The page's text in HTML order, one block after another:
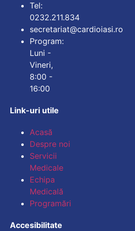
Tel:
0232.211.834
secretariat@cardioiasi.ro
Program:
Luni -
Vineri,
8:00 -
16:00
Link-uri utile
Acasă
Despre noi
Servicii
Medicale
Echipa
Medicală
Programări
Accesibilitate